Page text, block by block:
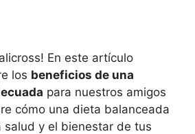
En este artículo
los beneficios de una
para nuestros amigos
cómo una dieta balanceada
salud y el bienestar de tus